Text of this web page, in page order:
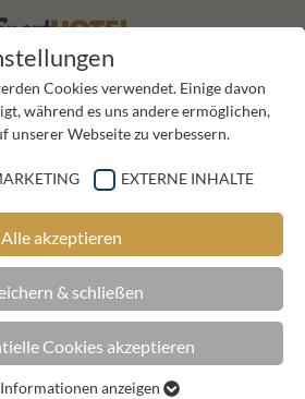
Cookies verwendet. Einige davon
während es uns andere ermöglichen,
unserer Webseite zu verbessern.
EXTERNE INHALTE
Alle akzeptieren
& schließen
Cookies akzeptieren
anzeigen